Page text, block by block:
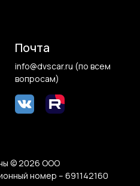
© 2026 ООО
номер – 691142160
Почта
info@dvscar.ru (по всем
вопросам)